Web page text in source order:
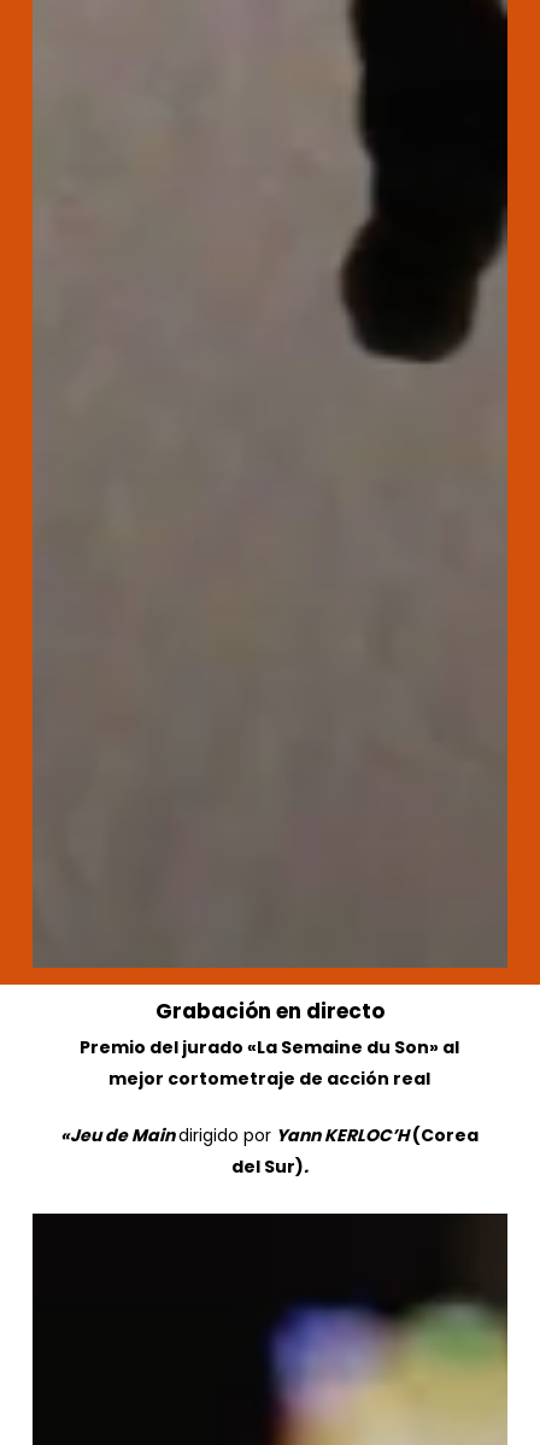
Grabación en directo
Premio del jurado «La Semaine du Son» al
mejor cortometraje de acción real
«Jeu de Maindirigido por Yann KERLOC’H(Corea
del Sur).